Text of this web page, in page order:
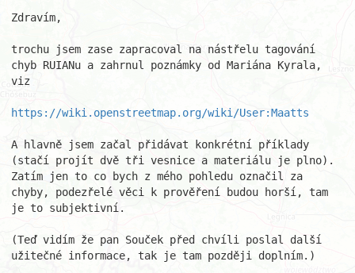
Zdravím,
trochu jsem zase zapracoval na nástřelu tagování
chyb RUIANu a zahrnul poznámky od Mariána Kyrala,
viz
https://wiki.openstreetmap.org/wiki/User:Maatts
A hlavně jsem začal přidávat konkrétní příklady
(stačí projít dvě tři vesnice a materiálu je plno).
Zatím jen to co bych z mého pohledu označil za
chyby, podezřelé věci k prověření budou horší, tam
je to subjektivní.
(Teď vidím že pan Souček před chvíli poslal další
užitečné informace, tak je tam později doplním.)